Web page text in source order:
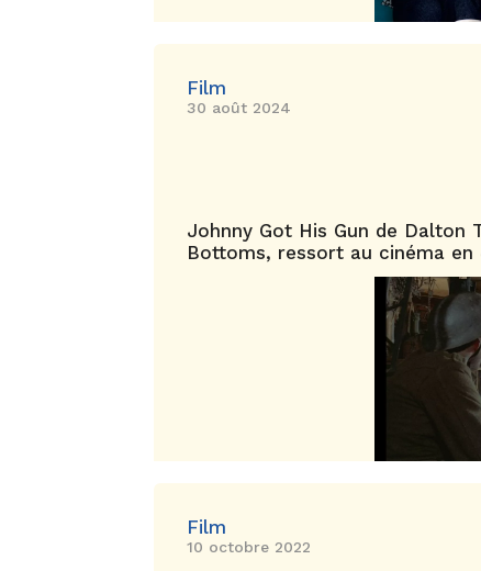
Film
30 août 2024
Johnny Got His Gun de Dalton
Bottoms, ressort au cinéma en
Film
10 octobre 2022